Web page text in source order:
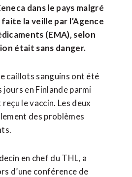
dans le pays malgré
la veille par l’Agence
(EMA), selon
était sans danger.
caillots sanguins ont été
jours en Finlande parmi
le vaccin. Les deux
des problèmes
en chef du THL, a
d’une conférence de